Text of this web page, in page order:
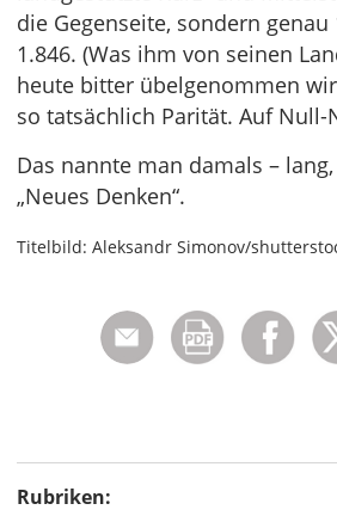
die Gegenseite, sondern genau
1.846. (Was ihm von seinen
heute bitter übelgenommen
so tatsächlich Parität. Auf Null-
Das nannte man damals – lang,
„Neues Denken“.
Titelbild: Aleksandr Simonov/
Rubriken: